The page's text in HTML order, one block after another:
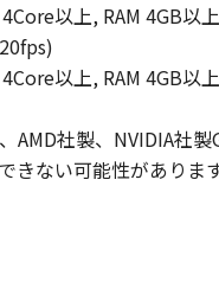
以上, RAM 4GB以上
以上, RAM 4GB以上
社製、NVIDIA社
ない可能性があります